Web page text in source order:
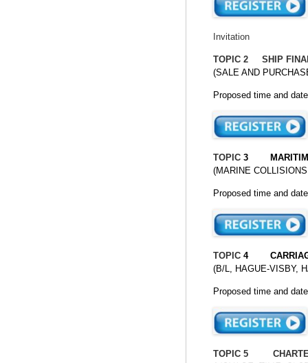
Invitation
TOPIC 2 SHIP
(SALE AND
Proposed time and
TOPIC 3
(MARINE
Proposed time and
TOPIC 4
(B/L, HAGUE-VISBY,
Proposed time and
TOPIC 5